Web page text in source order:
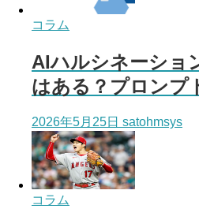
コラム
AIハルシネーショ
はある？プロンプ
2026年5月25日 satohmsys
コラム